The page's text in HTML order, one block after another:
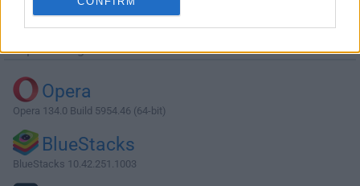
¿Por qué se publica esta aplicación en Filehorse? (
información)
Top Descargas
Opera
Opera 134.0 Build 5954.46 (64-bit)
BlueStacks
BlueStacks 10.42.251.1003